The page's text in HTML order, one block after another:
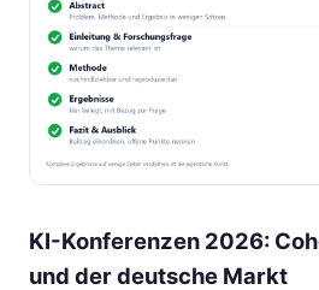
KI-Konferenzen 2026:
und der deutsche Markt